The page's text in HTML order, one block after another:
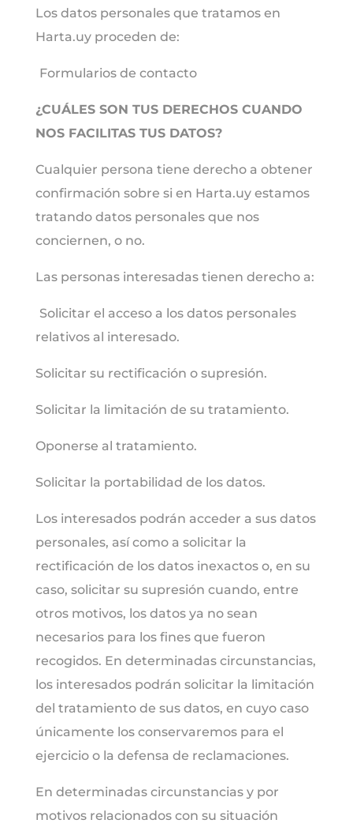
Los datos personales que tratamos en
Harta.uy proceden de:
Formularios de contacto
¿CUÁLES SON TUS DERECHOS CUANDO
NOS FACILITAS TUS DATOS?
Cualquier persona tiene derecho a obtener
confirmación sobre si en Harta.uy estamos
tratando datos personales que nos
conciernen, o no.
Las personas interesadas tienen derecho a:
Solicitar el acceso a los datos personales
relativos al interesado.
Solicitar su rectificación o supresión.
Solicitar la limitación de su tratamiento.
Oponerse al tratamiento.
Solicitar la portabilidad de los datos.
Los interesados podrán acceder a sus datos
personales, así como a solicitar la
rectificación de los datos inexactos o, en su
caso, solicitar su supresión cuando, entre
otros motivos, los datos ya no sean
necesarios para los fines que fueron
recogidos. En determinadas circunstancias,
los interesados podrán solicitar la limitación
del tratamiento de sus datos, en cuyo caso
únicamente los conservaremos para el
ejercicio o la defensa de reclamaciones.
En determinadas circunstancias y por
motivos relacionados con su situación